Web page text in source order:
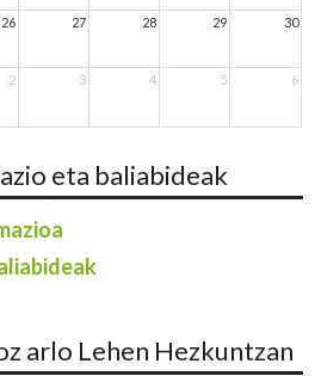
26 27 28 29 30
2 3 4 5 6
eta baliabideak
arlo Lehen Hezkuntzan